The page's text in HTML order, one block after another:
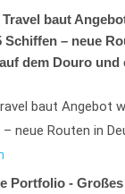
baut
Schiffen – neue
dem Douro und
baut Angebot
neue Routen in
Portfolio -